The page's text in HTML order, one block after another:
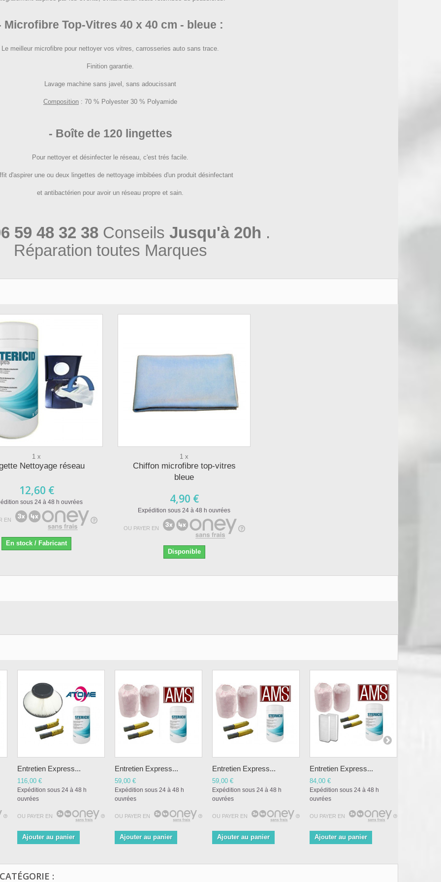
Microfibre Top-Vitres 40 x 40 cm - bleue :
Le meilleur microfibre pour nettoyer vos vitres, carrosseries auto sans trace.
Finition garantie.
Lavage machine sans javel, sans adoucissant
Composition : 70 % Polyester 30 % Polyamide
- Boîte de 120 lingettes
Pour nettoyer et désinfecter le réseau, c'est trés facile.
d'aspirer une ou deux lingettes de nettoyage imbibées d'un produit désinfectant
et antibactérien pour avoir un réseau propre et sain.
59 48 32 38Conseils Jusqu'à 20h .
Réparation toutes Marques
1 x
Nettoyage réseau
12,60 €
sous 24 à 48 h ouvrées
EN
En stock / Fabricant
1 x
Chiffon microfibre top-vitres
bleue
4,90 €
Expédition sous 24 à 48 h ouvrées
OU PAYER EN
Disponible
Entretien Express...
116,00 €
Expédition sous 24 à 48 h
ouvrées
OU PAYER EN
Ajouter au panier
Entretien Express...
59,00 €
Expédition sous 24 à 48 h
ouvrées
OU PAYER EN
Ajouter au panier
Entretien Express...
59,00 €
Expédition sous 24 à 48 h
ouvrées
OU PAYER EN
Ajouter au panier
Entretien Express...
84,00 €
Expédition sous 24 à 48 h
ouvrées
OU PAYER EN
Ajouter au panier
: